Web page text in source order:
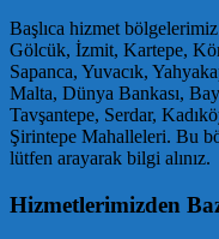
Başlıca hizmet
Gölcük, İzmit, Kartepe,
Sapanca, Yuvacık,
Malta, Dünya Bankası,
Tavşantepe, Serdar,
Şirintepe Mahalleleri. Bu
lütfen arayarak bilgi alınız.
Hizmetlerimizden